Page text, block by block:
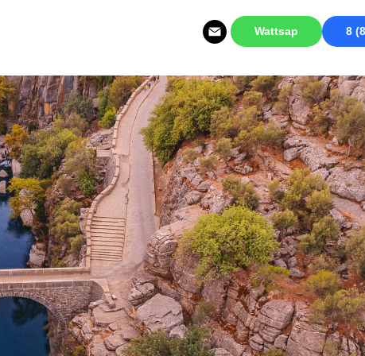
Wattsap 8
каждым
тур